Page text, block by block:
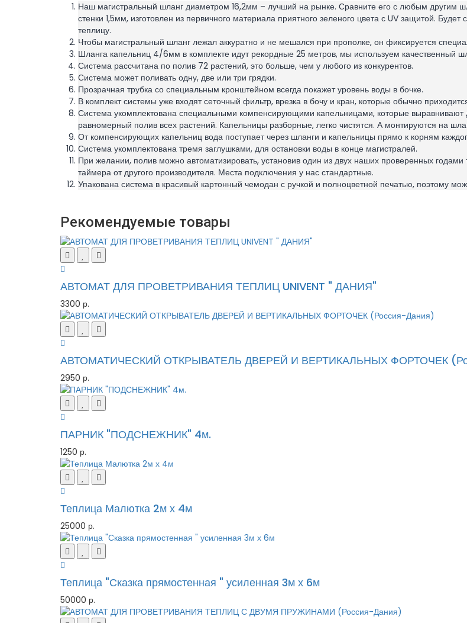
Наш магистральный шланг диаметром 16,2мм – лучший на рынке. Сравните его с любым другим
стенки 1,5мм, изготовлен из первичного материала приятного зеленого цвета с UV защитой.
теплицу.
Чтобы магистральный шланг лежал аккуратно и не мешался при прополке, он фиксируется
Шланга капельниц 4/6мм в комплекте идут рекордные 25 метров, мы используем качественный
Система рассчитана по полив 72 растений, это больше, чем у любого из конкурентов.
Система может поливать одну, две или три грядки.
Прозрачная трубка со специальным кронштейном всегда покажет уровень воды в бочке.
В комплект системы уже входят сеточный фильтр, врезка в бочу и кран, которые обычно
Система укомплектована специальными компенсирующими капельницами, которые
равномерный полив всех растений. Капельницы разборные, легко чистятся. А монтируются на
От компенсирующих капельниц вода поступает через шланги и капельницы прямо к корням
Система укомплектована тремя заглушками, для остановки воды в конце магистралей.
При желании, полив можно автоматизировать, установив один из двух наших проверенных
таймера от другого производителя. Места подключения у нас стандартные.
Упакована система в красивый картонный чемодан с ручкой и полноцветной печатью, поэтому
Рекомендуемые товары
АВТОМАТ ДЛЯ ПРОВЕТРИВАНИЯ ТЕПЛИЦ UNIVENT " ДАНИЯ"
3300 р.
АВТОМАТИЧЕСКИЙ ОТКРЫВАТЕЛЬ ДВЕРЕЙ И ВЕРТИКАЛЬНЫХ ФОРТОЧЕК
2950 р.
ПАРНИК "ПОДСНЕЖНИК" 4м.
1250 р.
Теплица Малютка 2м х 4м
25000 р.
Теплица "Сказка прямостенная " усиленная 3м х 6м
50000 р.